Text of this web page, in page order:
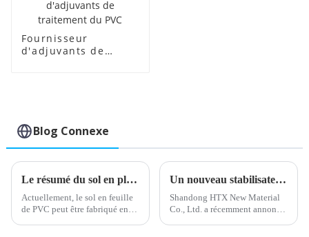
Fournisseur
d'adjuvants de
Blog Connexe
Le résumé du sol en plastique
Actuellement, le sol en feuille
de PVC peut être fabriqué en
Un nouveau stabilisateur de plomb composé améliore les performances de la batterie
Shandong HTX New Material
Co., Ltd. a récemment annoncé